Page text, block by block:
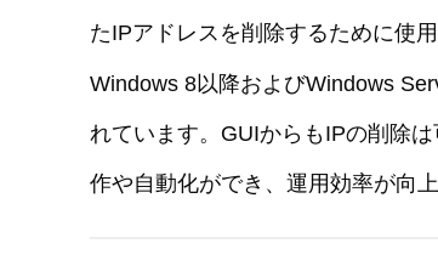
たIPアドレスを削除するために使用
Windows 8以降およびWindows
れています。GUIからもIPの削除
作や自動化ができ、運用効率が向上